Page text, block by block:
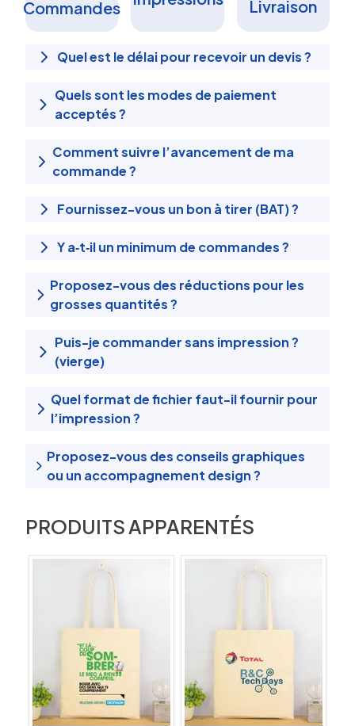
Commandes Livraison
Quel est le délai pour recevoir un devis ?
Quels sont les modes de paiement
acceptés ?
Comment suivre l’avancement de ma
commande ?
Fournissez-vous un bon à tirer (BAT) ?
Y a‑t‑il un minimum de commandes ?
Proposez-vous des réductions pour les
grosses quantités ?
Puis-je commander sans impression ?
(vierge)
Quel format de fichier faut-il fournir pour
l’impression ?
Proposez-vous des conseils graphiques
ou un accompagnement design ?
PRODUITS APPARENTÉS